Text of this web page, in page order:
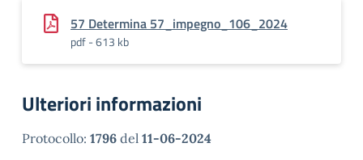
57 Determina 57_impegno_106_2024
pdf - 613 kb
Ulteriori informazioni
Protocollo: 1796 del 11-06-2024